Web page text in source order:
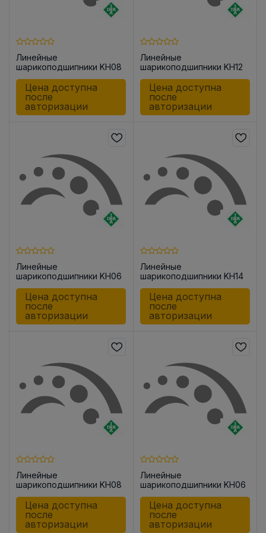
Линейные
шарикоподшипники KH08
Цена доступна
после
авторизации
Линейные
шарикоподшипники KH12
Цена доступна
после
авторизации
Линейные
шарикоподшипники KH06
Цена доступна
после
авторизации
Линейные
шарикоподшипники KH14
Цена доступна
после
авторизации
Линейные
шарикоподшипники KH08
Цена доступна
после
авторизации
Линейные
шарикоподшипники KH06
Цена доступна
после
авторизации